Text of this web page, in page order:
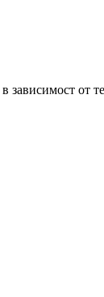
в зависимост от